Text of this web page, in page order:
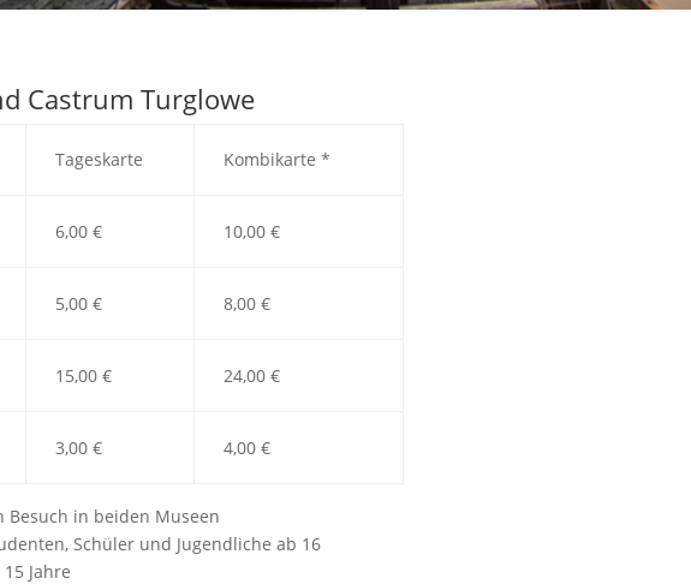
Castrum Turglowe
Tageskarte Kombikarte *
6,00 € 10,00 €
5,00 € 8,00 €
15,00 € 24,00 €
3,00 € 4,00 €
in beiden Museen
Schüler und Jugendliche ab 16
Jahre